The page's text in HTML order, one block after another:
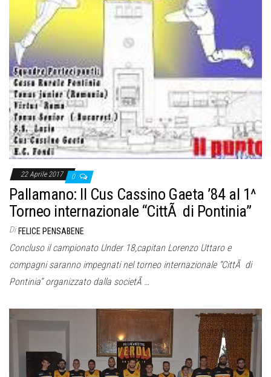
22 Aprile 2017 0
Pallamano: Il Cus Cassino Gaeta ’84 al 1^
Torneo internazionale “CittÃ di Pontinia”
Di FELICE PENSABENE
Concluso il campionato Under 18,capitan Lorenzo Uttaro e
compagni saranno impegnati nel torneo internazionale “CittÃ di
Pontinia” organizzato dalla societÃ …